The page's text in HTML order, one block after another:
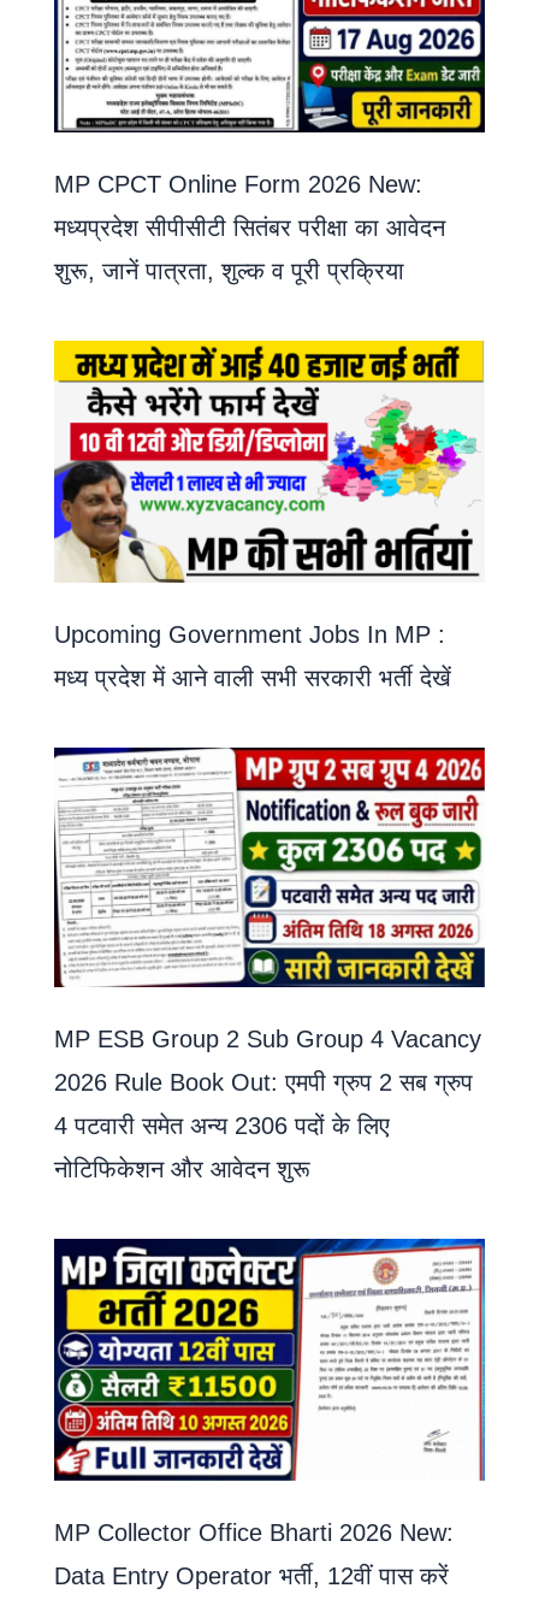
MP CPCT Online Form 2026 New:
मध्यप्रदेश सीपीसीटी सितंबर परीक्षा का आवेदन
शुरू, जानें पात्रता, शुल्क व पूरी प्रक्रिया
Upcoming Government Jobs In MP :
मध्य प्रदेश में आने वाली सभी सरकारी भर्ती देखें
MP ESB Group 2 Sub Group 4 Vacancy
2026 Rule Book Out: एमपी ग्रुप 2 सब ग्रुप
4 पटवारी समेत अन्य 2306 पदों के लिए
नोटिफिकेशन और आवेदन शुरू
MP Collector Office Bharti 2026 New:
Data Entry Operator भर्ती, 12वीं पास करें